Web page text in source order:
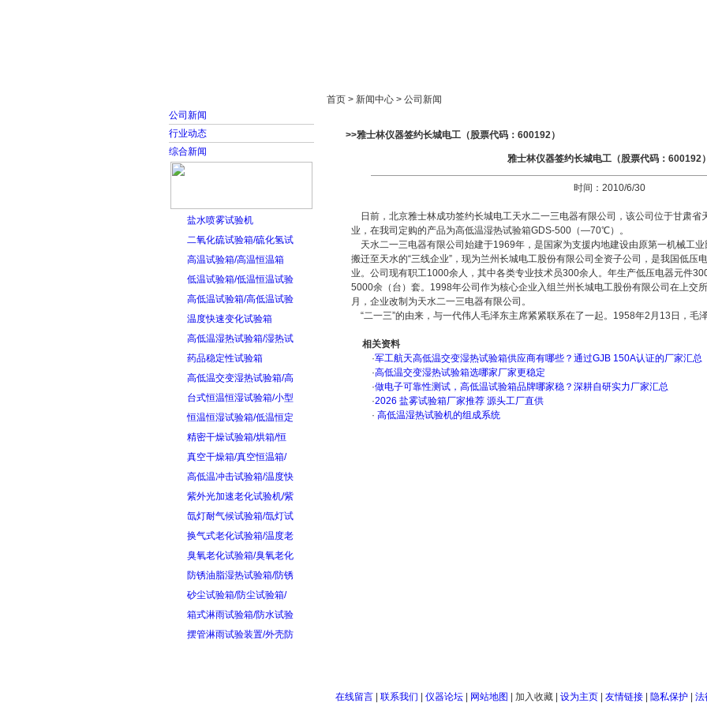
公司新闻
行业动态
综合新闻
盐水喷雾试验机
二氧化硫试验箱/硫化氢试
高温试验箱/高温恒温箱
低温试验箱/低温恒温试验
高低温试验箱/高低温试验
温度快速变化试验箱
高低温湿热试验箱/湿热试
药品稳定性试验箱
高低温交变湿热试验箱/高
台式恒温恒湿试验箱/小型
恒温恒湿试验箱/低温恒定
精密干燥试验箱/烘箱/恒
真空干燥箱/真空恒温箱/
高低温冲击试验箱/温度快
紫外光加速老化试验机/紫
氙灯耐气候试验箱/氙灯试
换气式老化试验箱/温度老
臭氧老化试验箱/臭氧老化
防锈油脂湿热试验箱/防锈
砂尘试验箱/防尘试验箱/
箱式淋雨试验箱/防水试验
摆管淋雨试验装置/外壳防
首页 > 新闻中心 > 公司新闻
>>雅士林仪器签约长城电工（股票代码：600192）
雅士林仪器签约长城电工（股票代码：600192
时间：2010/6/30
日前，北京雅士林成功签约长城电工天水二一三电器有限公司，该公司位于甘肃省
业，在我司定购的产品为高低温湿热试验箱GDS-500（—70℃）。
天水二一三电器有限公司始建于1969年，是国家为支援内地建设由原第一机械工
搬迁至天水的“三线企业”，现为兰州长城电工股份有限公司全资子公司，是我国低压
业。公司现有职工1000余人，其中各类专业技术员300余人。年生产低压电器元件
5000余（台）套。1998年公司作为核心企业入组兰州长城电工股份有限公司在上交
月，企业改制为天水二一三电器有限公司。
“二一三”的由来，与一代伟人毛泽东主席紧紧联系在了一起。1958年2月13日，毛
相关资料
·军工航天高低温交变湿热试验箱供应商有哪些？通过GJB 150A认证的厂家汇总
·高低温交变湿热试验箱选哪家厂家更稳定
·做电子可靠性测试，高低温试验箱品牌哪家稳？深耕自研实力厂家汇总
·2026 盐雾试验箱厂家推荐 源头工厂直供
· 高低温湿热试验机的组成系统
在线留言| 联系我们 仪器论坛| 网站地图 加入收藏| 设为主页| 友情链接| 隐私保护| 法